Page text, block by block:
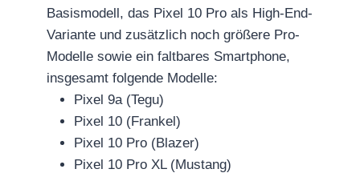
Basismodell, das Pixel 10 Pro als High-End-
Variante und zusätzlich noch größere Pro-
Modelle sowie ein faltbares Smartphone,
insgesamt folgende Modelle:
Pixel 9a (Tegu)
Pixel 10 (Frankel)
Pixel 10 Pro (Blazer)
Pixel 10 Pro XL (Mustang)